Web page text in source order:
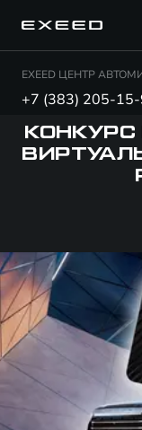
EXEED ЦЕНТР
+7 (383) 205-